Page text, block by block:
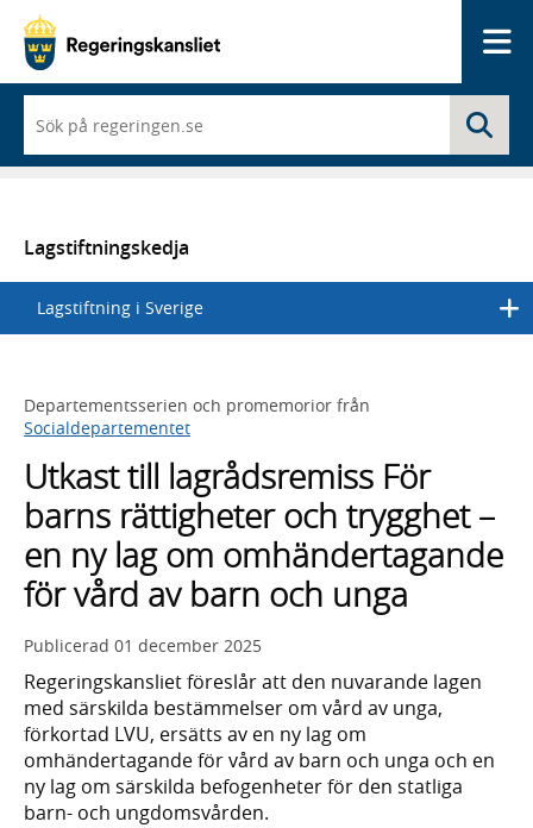
du
börjar
skriva
en
lista
med
sökförslag
Lagstiftningskedja
Lagstiftning i Sverige
Departementsserien och promemorior från
Socialdepartementet
Utkast till lagrådsremiss För
barns rättigheter och trygghet –
en ny lag om omhändertagande
för vård av barn och unga
Publicerad 01 december 2025
Regeringskansliet föreslår att den nuvarande lagen
med särskilda bestämmelser om vård av unga,
förkortad LVU, ersätts av en ny lag om
omhändertagande för vård av barn och unga och en
ny lag om särskilda befogenheter för den statliga
barn- och ungdomsvården.